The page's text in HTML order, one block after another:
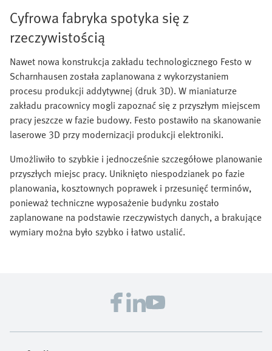
Cyfrowa fabryka spotyka się z
rzeczywistością
Nawet nowa konstrukcja zakładu technologicznego Festo w
Scharnhausen została zaplanowana z wykorzystaniem
procesu produkcji addytywnej (druk 3D). W mianiaturze
zakładu pracownicy mogli zapoznać się z przyszłym miejscem
pracy jeszcze w fazie budowy. Festo postawiło na skanowanie
laserowe 3D przy modernizacji produkcji elektroniki.
Umożliwiło to szybkie i jednocześnie szczegółowe planowanie
przyszłych miejsc pracy. Uniknięto niespodzianek po fazie
planowania, kosztownych poprawek i przesunięć terminów,
ponieważ techniczne wyposażenie budynku zostało
zaplanowane na podstawie rzeczywistych danych, a brakujące
wymiary można było szybko i łatwo ustalić.